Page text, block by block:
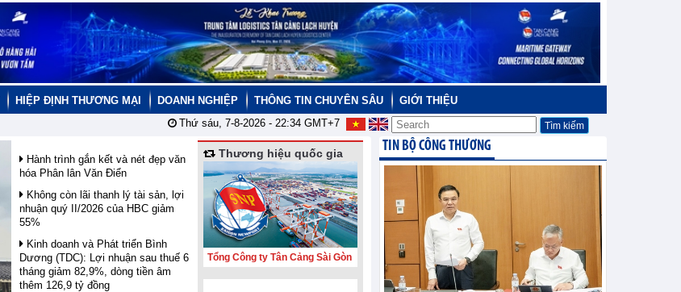
HIỆP ĐỊNH THƯƠNG MẠI DOANH NGHIỆP THÔNG TIN CHUYÊN SÂU GIỚI THIỆU
Thứ sáu, 7-8-2026 - 22:34GMT+7
Hành trình gắn kết và nét đẹp văn
hóa Phân lân Văn Điển
Không còn lãi thanh lý tài sản, lợi
nhuận quý II/2026 của HBC giảm
55%
Kinh doanh và Phát triển Bình
Dương (TDC): Lợi nhuận sau thuế 6
tháng giảm 82,9%, dòng tiền âm
thêm 126,9 tỷ đồng
Thương hiệu quốc gia
Tổng Công ty Tân Cảng Sài Gòn
TIN BỘ CÔNG THƯƠNG